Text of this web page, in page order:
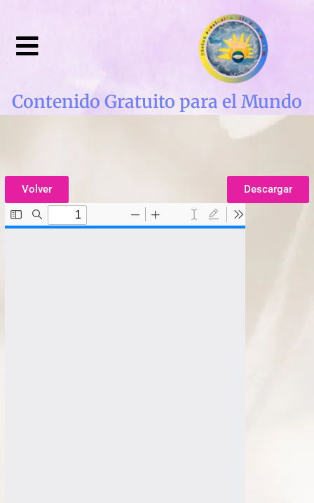
Contenido Gratuito para el Mundo
Volver Descargar